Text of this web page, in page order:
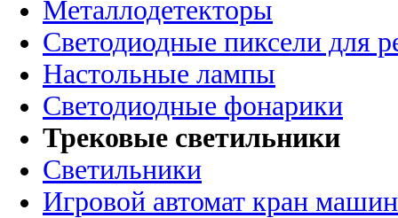
Металлодетекторы
Светодиодные пиксели для
Настольные лампы
Светодиодные фонарики
Трековые светильники
Светильники
Игровой автомат кран